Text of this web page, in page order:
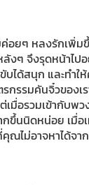
อยๆ หลงรักเพิ่ม
ๆ จึงรุดหน้าไปอ
ได้สนุก และทำ
รรมคันจิ๋วของเร
เมื่อรวมเข้ากับ
ขึ้นนิดหน่อย เมื่อ
ไม่อาจหาได้จา